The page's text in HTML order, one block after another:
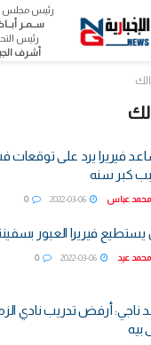
رئيس مجلس
ســمـر
رئيس
أشرف
فيريرا يرد على توقعات
كبر سنه
محمد عباس 0
فيريرا العبور
محمد عيد 0
ناجي: أرفض تدريب نادي
بيه